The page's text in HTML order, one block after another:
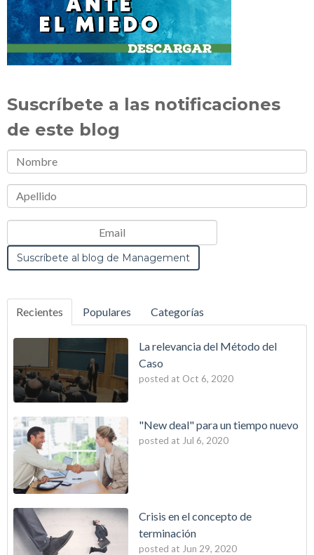
Suscríbete a las notificaciones
de este blog
Recientes Populares Categorías
La relevancia del Método del
Caso
posted at Oct 6, 2020
"New deal" para un tiempo nuevo
posted at Jul 6, 2020
Crisis en el concepto de
terminación
posted at Jun 29, 2020